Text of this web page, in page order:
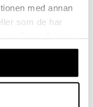
med annan
som de har
vår webbplats.
Aqua Block Kids